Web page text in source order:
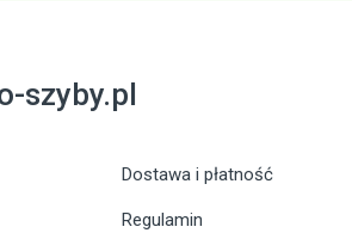
szyby.pl
Dostawa i płatność
Regulamin